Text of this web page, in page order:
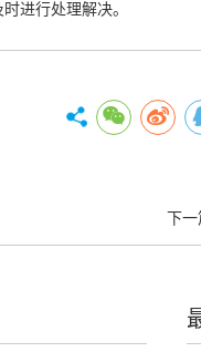
进行处理解决。
下一